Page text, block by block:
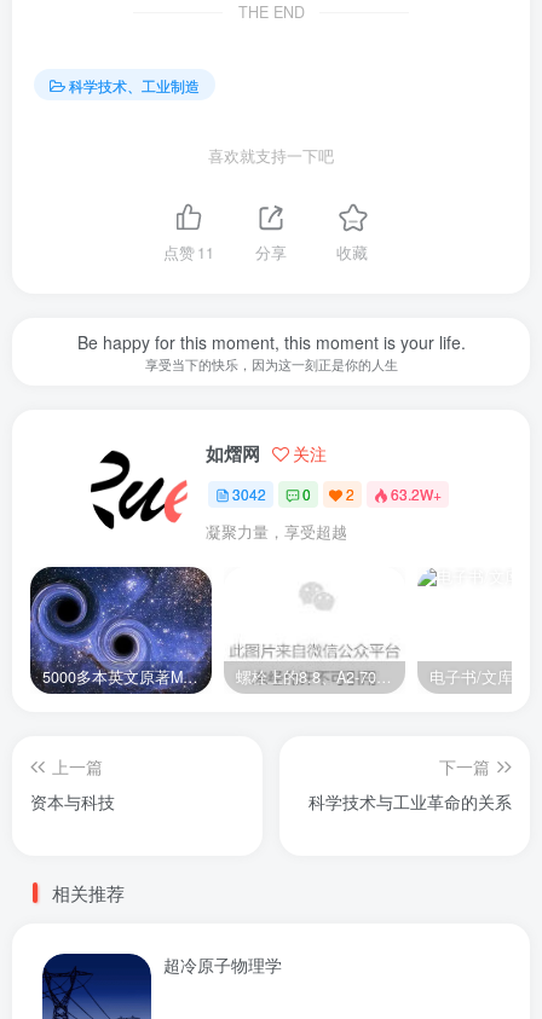
THE END
科学技术、工业制造
喜欢就支持一下吧
点赞11 分享 收藏
Be happy for this moment, this moment is your life.
享受当下的快乐，因为这一刻正是你的人生
如熠网 关注
3042 0 2 63.2W+
凝聚力量，享受超越
5000多本英文原著MOBI+AZW3格式电子书百度云网盘打包下载 螺栓上的8.8、A2-70是什么意思？ 电子书/文库
上一篇
资本与科技
下一篇
科学技术与工业革命的关系
相关推荐
超冷原子物理学